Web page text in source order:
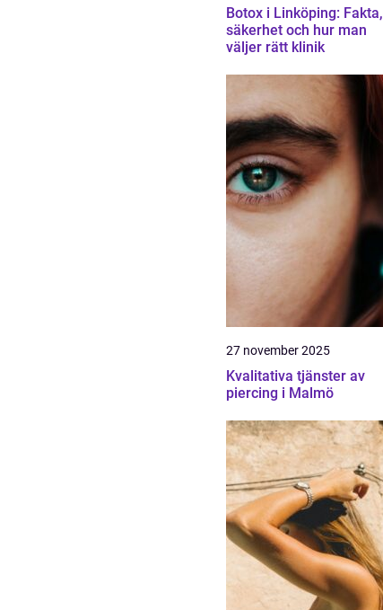
Botox i Linköping: Fakta,
säkerhet och hur man
väljer rätt klinik
27 november 2025
Kvalitativa tjänster av
piercing i Malmö